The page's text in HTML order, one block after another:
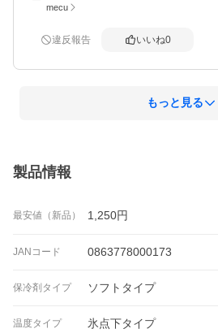
mecu
違反報告 いいね0
もっと見る
製品情報
最安値（新品） 1,250円
JANコード 0863778000173
保冷剤タイプ ソフトタイプ
温度タイプ 氷点下タイプ